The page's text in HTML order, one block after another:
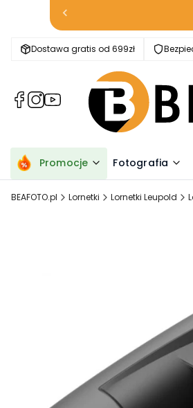
Dostawa gratis od 699zł
(Otwiera
karcie)
(Otwiera
karcie)
(Otwiera
karcie)
Promocje Fotografia
BEAFOTO.pl Lornetki Lornetki Leupold